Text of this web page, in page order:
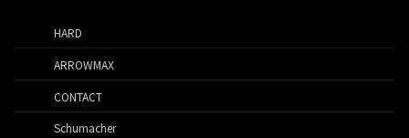
HARD
ARROWMAX
CONTACT
Schumacher